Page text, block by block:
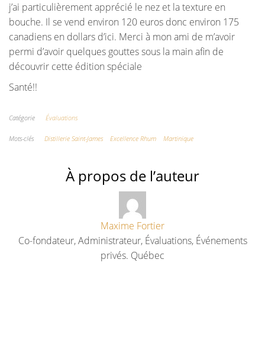
j’ai particulièrement apprécié le nez et la texture en
bouche. Il se vend environ 120 euros donc environ 175
canadiens en dollars d’ici. Merci à mon ami de m’avoir
permi d’avoir quelques gouttes sous la main afin de
découvrir cette édition spéciale
Santé!!
Catégorie Évaluations
Mots-clés Distillerie Saint-James Excellence Rhum Martinique
À propos de l’auteur
Maxime Fortier
Co-fondateur, Administrateur, Évaluations, Événements
privés. Québec